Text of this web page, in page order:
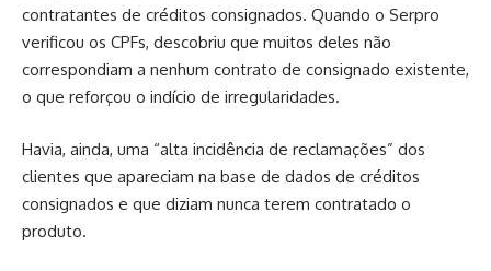
contratantes de créditos consignados. Quando o Serpro
verificou os CPFs, descobriu que muitos deles não
correspondiam a nenhum contrato de consignado existente,
o que reforçou o indício de irregularidades.
Havia, ainda, uma “alta incidência de reclamações” dos
clientes que apareciam na base de dados de créditos
consignados e que diziam nunca terem contratado o
produto.